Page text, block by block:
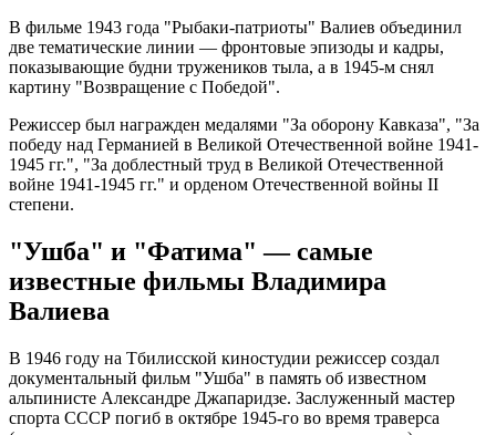
В фильме 1943 года "Рыбаки-патриоты" Валиев объединил
две тематические линии — фронтовые эпизоды и кадры,
показывающие будни тружеников тыла, а в 1945-м снял
картину "Возвращение с Победой".
Режиссер был награжден медалями "За оборону Кавказа", "За
победу над Германией в Великой Отечественной войне 1941-
1945 гг.", "За доблестный труд в Великой Отечественной
войне 1941-1945 гг." и орденом Отечественной войны II
степени.
"Ушба" и "Фатима" — самые
известные фильмы Владимира
Валиева
В 1946 году на Тбилисской киностудии режиссер создал
документальный фильм "Ушба" в память об известном
альпинисте Александре Джапаридзе. Заслуженный мастер
спорта СССР погиб в октябре 1945-го во время траверса